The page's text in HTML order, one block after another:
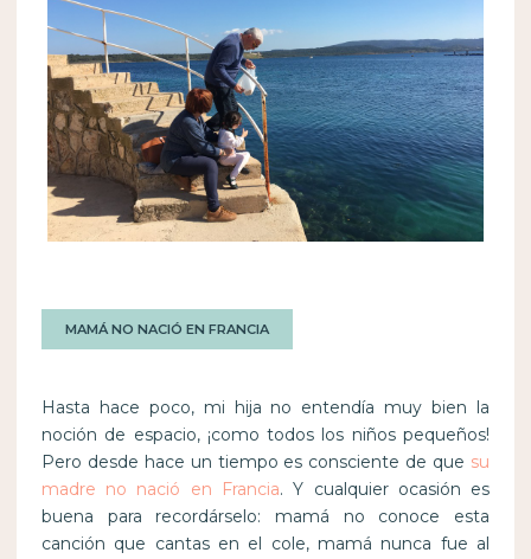
MAMÁ NO NACIÓ EN FRANCIA
Hasta hace poco, mi hija no entendía muy bien la
noción de espacio, ¡como todos los niños pequeños!
Pero desde hace un tiempo es consciente de que su
madre no nació en Francia. Y cualquier ocasión es
buena para recordárselo: mamá no conoce esta
canción que cantas en el cole, mamá nunca fue al